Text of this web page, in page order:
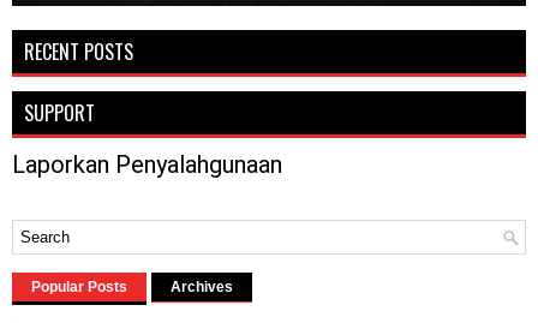
RECENT POSTS
SUPPORT
Laporkan Penyalahgunaan
Popular Posts Archives